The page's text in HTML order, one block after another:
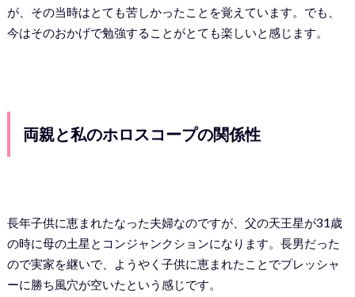
が、その当時はとても苦しかったことを覚えています。でも、
今はそのおかげで勉強することがとても楽しいと感じます。
両親と私のホロスコープの関係性
長年子供に恵まれたなった夫婦なのですが、父の天王星が31歳
の時に母の土星とコンジャンクションになります。長男だった
ので実家を継いで、ようやく子供に恵まれたことでプレッシャ
ーに勝ち風穴が空いたという感じです。